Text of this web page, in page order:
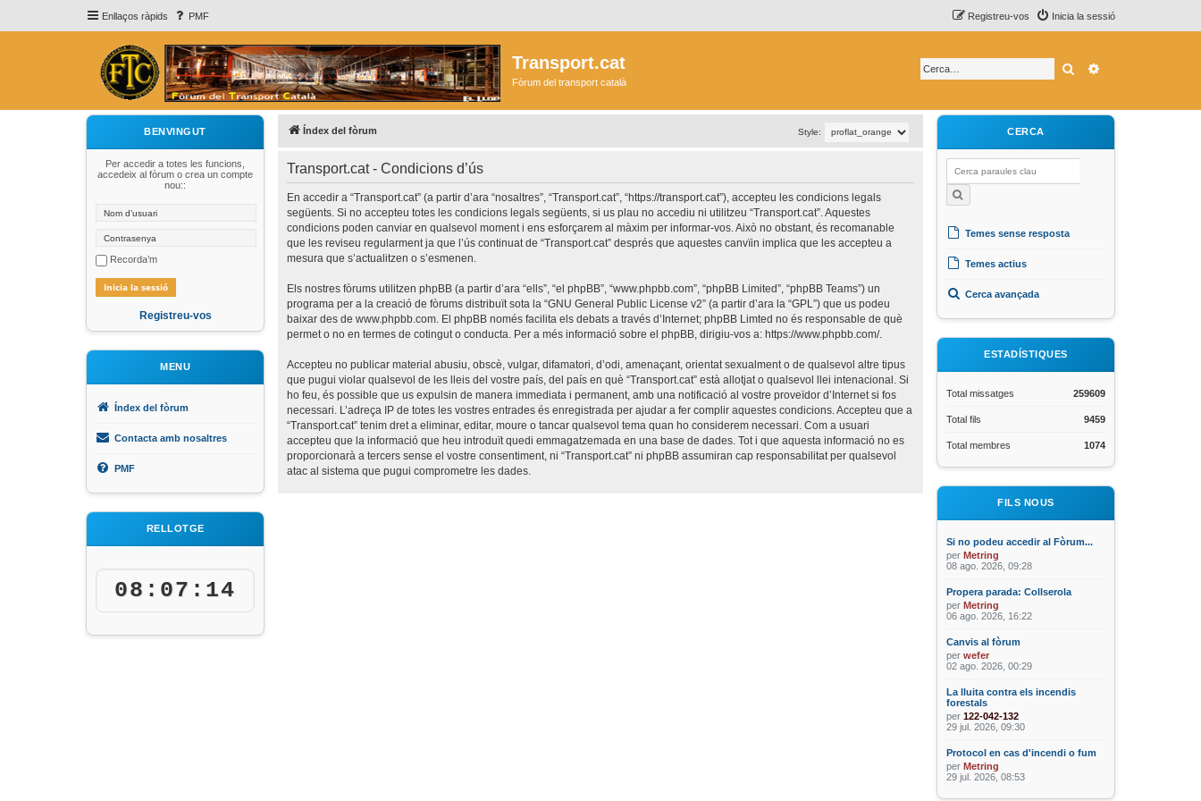
Enllaços ràpids PMF Inicia la sessió
Registreu-vos
Transport.cat
Fòrum del transport català
Cerca
BENVINGUT
Per accedir a totes les funcions,
accedeix al fòrum o crea un compte
nou::
Recorda’m
Registreu-vos
MENU
Índex del fòrum
Contacta amb nosaltres
PMF
RELLOTGE
08:07:14
Índex del fòrum Style:
Transport.cat - Condicions d’ús
En accedir a “Transport.cat” (a partir d’ara “nosaltres”, “Transport.cat”, “https://transport.cat”), accepteu les condicions legals
següents. Si no accepteu totes les condicions legals següents, si us plau no accediu ni utilitzeu “Transport.cat”. Aquestes
condicions poden canviar en qualsevol moment i ens esforçarem al màxim per informar-vos. Això no obstant, és recomanable
que les reviseu regularment ja que l’ús continuat de “Transport.cat” després que aquestes canvïin implica que les accepteu a
mesura que s’actualitzen o s’esmenen.
Els nostres fòrums utilitzen phpBB (a partir d’ara “ells”, “el phpBB”, “www.phpbb.com”, “phpBB Limited”, “phpBB Teams”) un
programa per a la creació de fòrums distribuït sota la “GNU General Public License v2” (a partir d’ara la “GPL”) que us podeu
baixar des de www.phpbb.com . El phpBB només facilita els debats a través d’Internet; phpBB Limted no és responsable de què
permet o no en termes de cotingut o conducta. Per a més informació sobre el phpBB, dirigiu-vos a: https://www.phpbb.com/.
Accepteu no publicar material abusiu, obscè, vulgar, difamatori, d’odi, amenaçant, orientat sexualment o de qualsevol altre tipus
que pugui violar qualsevol de les lleis del vostre país, del país en què “Transport.cat” està allotjat o qualsevol llei intenacional. Si
ho feu, és possible que us expulsin de manera immediata i permanent, amb una notificació al vostre proveïdor d’Internet si fos
necessari. L’adreça IP de totes les vostres entrades és enregistrada per ajudar a fer complir aquestes condicions. Accepteu que a
“Transport.cat” tenim dret a eliminar, editar, moure o tancar qualsevol tema quan ho considerem necessari. Com a usuari
accepteu que la informació que heu introduït quedi emmagatzemada en una base de dades. Tot i que aquesta informació no es
proporcionarà a tercers sense el vostre consentiment, ni “Transport.cat” ni phpBB assumiran cap responsabilitat per qualsevol
atac al sistema que pugui comprometre les dades.
CERCA
Temes sense resposta
Temes actius
Cerca avançada
ESTADÍSTIQUES
Total missatges 259609
Total fils 9459
Total membres 1074
FILS NOUS
Si no podeu accedir al Fòrum...
per Metring
08 ago. 2026, 09:28
Propera parada: Collserola
per Metring
06 ago. 2026, 16:22
Canvis al fòrum
per wefer
02 ago. 2026, 00:29
La lluita contra els incendis
forestals
per 122-042-132
29 jul. 2026, 09:30
Protocol en cas d'incendi o fum
per Metring
29 jul. 2026, 08:53